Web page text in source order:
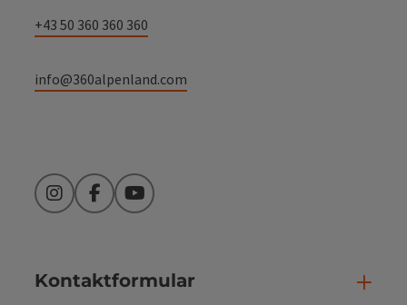
+43 50 360 360 360
info@360alpenland.com
InstagramFacebookYouTube
Kontaktformular